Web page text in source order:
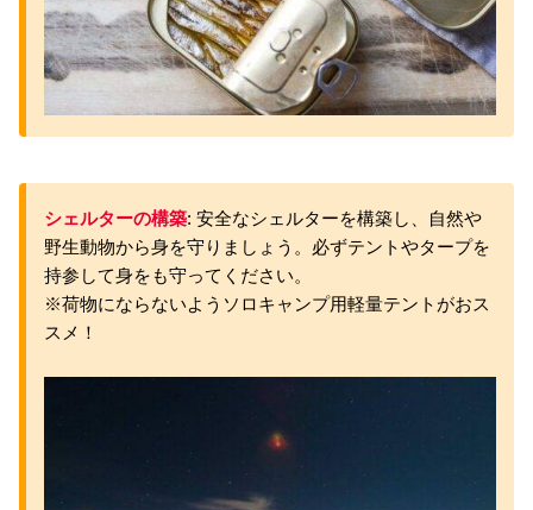
シェルターの構築: 安全なシェルターを構築し、自然や
野生動物から身を守りましょう。必ずテントやタープを
持参して身をも守ってください。
※荷物にならないようソロキャンプ用軽量テントがおス
スメ！